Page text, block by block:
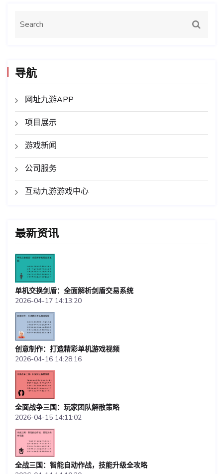
导航
网址九游APP
项目展示
游戏新闻
公司服务
互动九游游戏中心
最新资讯
单机交换剑盾：全面解析剑盾交易系统
2026-04-17 14:13:20
创意制作：打造精彩单机游戏视频
2026-04-16 14:28:16
全面战争三国：玩家团队解散策略
2026-04-15 14:11:02
全战三国：智能自动作战，技能升级全攻略